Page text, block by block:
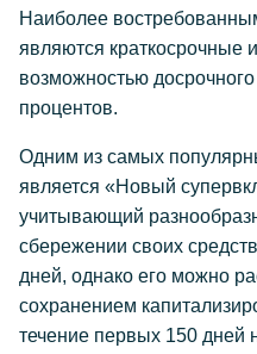
Наиболее
являются краткосрочные
возможностью
процентов.
Одним из самых
является «Новый
учитывающий
сбережении своих
дней, однако его можно
сохранением
течение первых 150 дней